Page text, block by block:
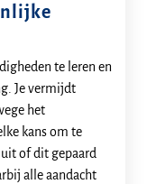
te leren en
Je vermijdt
het
kans om te
of dit gepaard
alle aandacht